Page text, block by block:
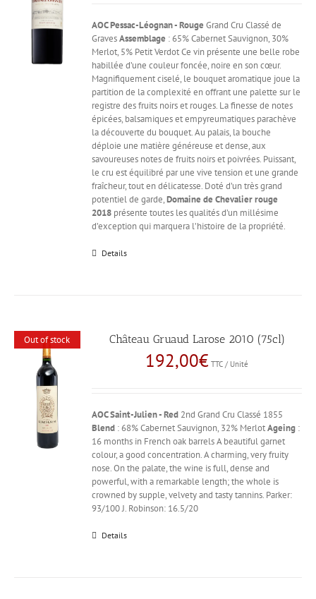
AOC Pessac-Léognan - Rouge Grand Cru Classé de
GravesAssemblage : 65% Cabernet Sauvignon, 30%
Merlot, 5% Petit Verdot Ce vin présente une belle robe
habillée d’une couleur foncée, noire en son cœur.
Magnifiquement ciselé, le bouquet aromatique joue la
partition de la complexité en offrant une palette sur le
registre des fruits noirs et rouges. La finesse de notes
épicées, balsamiques et empyreumatiques parachève
la découverte du bouquet. Au palais, la bouche
déploie une matière généreuse et dense, aux
savoureuses notes de fruits noirs et poivrées. Puissant,
le cru est équilibré par une vive tension et une grande
fraîcheur, tout en délicatesse. Doté d’un très grand
potentiel de garde,Domaine de Chevalier rouge
2018 présente toutes les qualités d’un millésime
d’exception qui marquera l’histoire de la propriété.
Details
Out of stock Château Gruaud Larose 2010 (75cl)
192,00€ TTC / Unité
AOC Saint-Julien - Red 2nd Grand Cru Classé 1855
Blend : 68% Cabernet Sauvignon, 32% MerlotAgeing :
16 months in French oak barrels A beautiful garnet
colour, a good concentration. A charming, very fruity
nose. On the palate, the wine is full, dense and
powerful, with a remarkable length; the whole is
crowned by supple, velvety and tasty tannins. Parker:
93/100 J. Robinson: 16.5/20
Details